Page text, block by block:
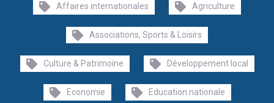
Affaires internationales Agriculture
Associations, Sports & Loisirs
Culture & Patrimoine Développement local
Economie Education nationale